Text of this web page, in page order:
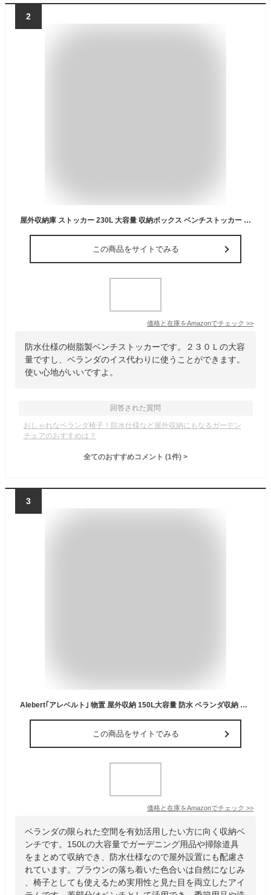
2
屋外収納庫 ストッカー 230L 大容量 収納ボックス ベンチストッカー 鍵穴付き 防水 防塵 錆びない 樹脂製 椅子 宅配ボックス 庭 ベランダ ガーデニング キャンプ用品入れ グレー 幅107 奥行43 高さ55cm 1台
この商品をサイトでみる
価格と在庫をAmazonでチェック >>
防水仕様の樹脂製ベンチストッカーです。２３０Ｌの大容
量ですし、ベランダのイス代わりに使うことができます。
使い心地がいいですよ。
回答された質問
おしゃれなベランダ椅子！防水仕様など屋外収納にもなるガーデン
チェアのおすすめは？
全てのおすすめコメント (1件) >
3
Alebert｢アレベルト｣ 物置 屋外収納 150L大容量 防水 ベランダ収納 ベランダストッカー コンテナ収納 収納ボックス コンテナ収納 屋外倉庫 収納ベンチ ガーデン/庭/ベランダ適用 おしゃれ 幅62*奥行47*高さ56CM (ブラウン, 容量150L)
この商品をサイトでみる
価格と在庫をAmazonでチェック >>
ベランダの限られた空間を有効活用したい方に向く収納ベ
ンチです。150Lの大容量でガーデニング用品や掃除道具
をまとめて収納でき、防水仕様なので屋外設置にも配慮さ
れています。ブラウンの落ち着いた色合いは自然になじみ
、椅子としても使えるため実用性と見た目を両立したアイ